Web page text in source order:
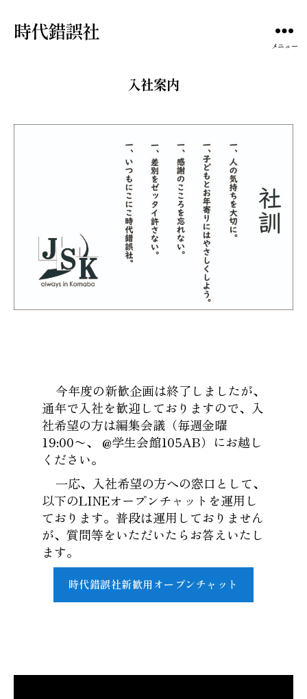
時代錯誤社
メニュー
入社案内
今年度の新歓企画は終了しましたが、
通年で入社を歓迎しておりますので、入
社希望の方は編集会議（毎週金曜
19:00〜、 @学生会館105AB）にお越し
ください。
一応、入社希望の方への窓口として、
以下のLINEオープンチャットを運用し
ております。普段は運用しておりません
が、質問等をいただいたらお答えいたし
ます。
時代錯誤社新歓用オープンチャット